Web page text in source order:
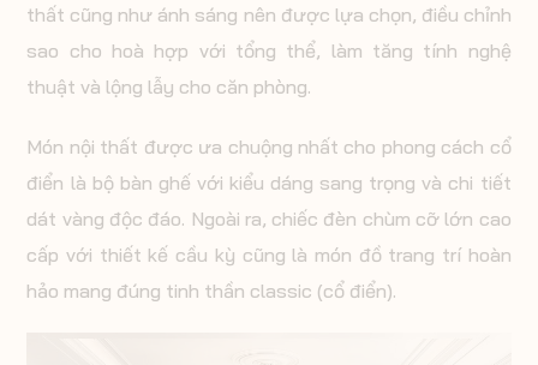
thất cũng như ánh sáng nên được lựa chọn, điều chỉnh
sao cho hoà hợp với tổng thể, làm tăng tính nghệ
thuật và lộng lẫy cho căn phòng.
Món nội thất được ưa chuộng nhất cho phong cách cổ
điển là bộ bàn ghế với kiểu dáng sang trọng và chi tiết
dát vàng độc đáo. Ngoài ra, chiếc đèn chùm cỡ lớn cao
cấp với thiết kế cầu kỳ cũng là món đồ trang trí hoàn
hảo mang đúng tinh thần classic (cổ điển).